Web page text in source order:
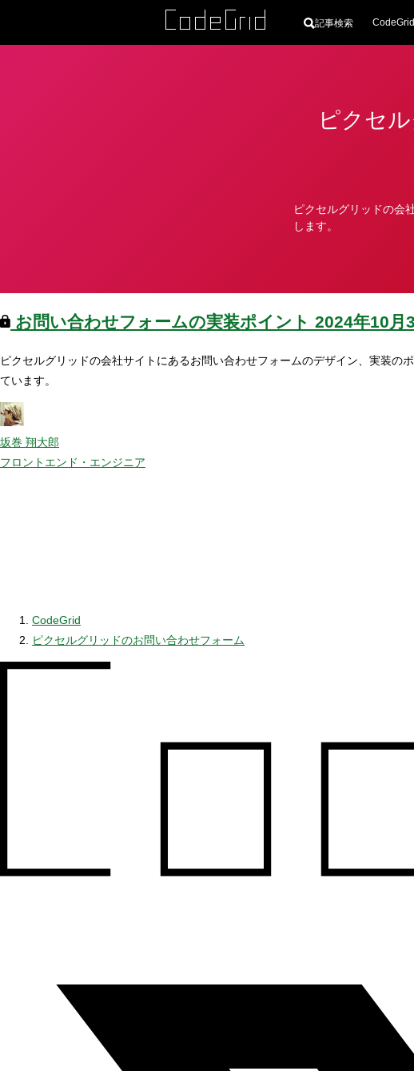
記事検索
ピクセ
ー
ピクセルグリッドの会
します。
お問い合わせフォームの実装ポイント 2024年10月
ピクセルグリッドの会社サイトにあるお問い合わせフォームのデザイン、実装
ています。
坂巻 翔大郎
フロントエンド・エンジニア
CodeGrid
ピクセルグリッドのお問い合わせフォーム